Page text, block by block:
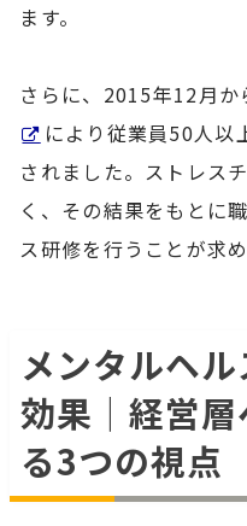
ます。
さらに、2015年12月か
により従業員50人以
されました。ストレス
く、その結果をもとに
ス研修を行うことが求
メンタルヘ
効果｜経営
る3つの視点